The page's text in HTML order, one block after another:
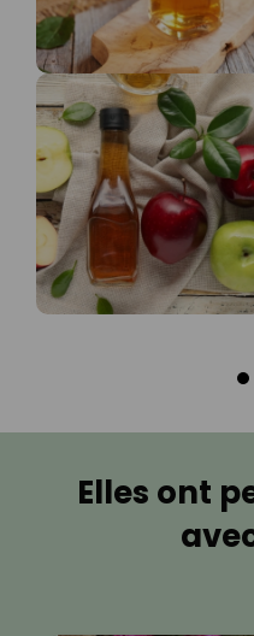
Elles ont